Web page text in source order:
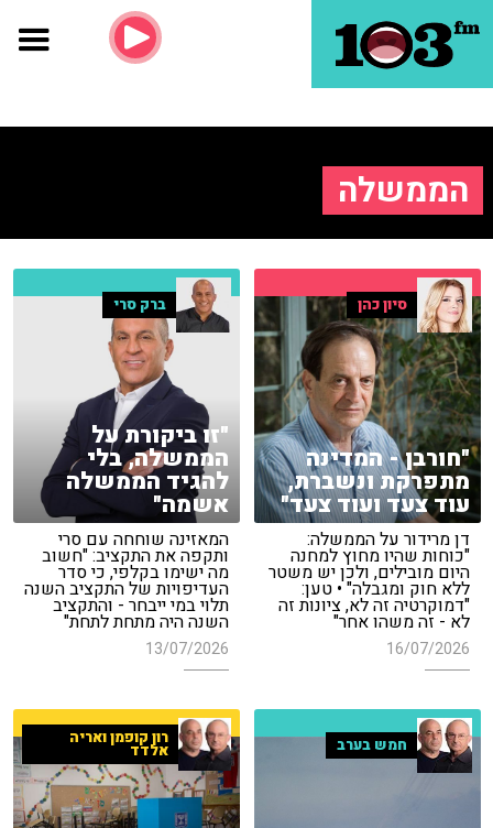
הממשלה
סיון כהן
"חורבן - המדינה
מתפרקת ונשברת,
עוד צעד ועוד צעד"
דן מרידור על הממשלה:
"כוחות שהיו מחוץ למחנה
היום מובילים, ולכן יש משטר
ללא חוק ומגבלה" • טען:
"דמוקרטיה זה לא, ציונות זה
לא - זה משהו אחר"
16/07/2026
ברק סרי
"זו ביקורת על
הממשלה, בלי
להגיד הממשלה
אשמה"
המאזינה שוחחה עם סרי
ותקפה את התקציב: "חשוב
מה ישימו בקלפי, כי סדר
העדיפויות של התקציב השנה
תלוי במי ייבחר - והתקציב
השנה היה מתחת לתחת"
13/07/2026
חמש בערב רון קופמן ואריה
אלדד